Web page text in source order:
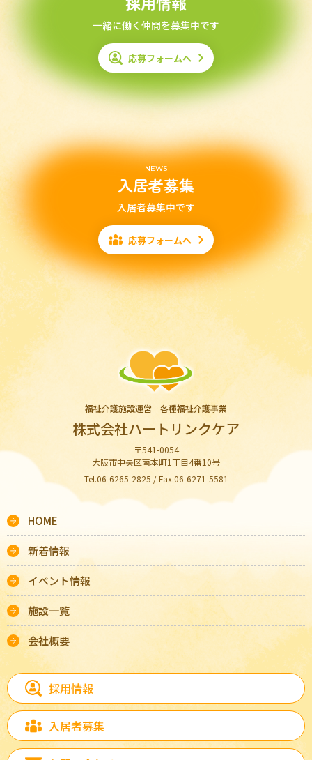
一緒に働く仲間を募集中です
応募フォームへ
NEWS
入居者募集
入居者募集中です
応募フォームへ
福祉介護施設運営 各種福祉介護事業
株式会社ハートリンクケア
〒541-0054
大阪市中央区南本町1丁目4番10号
Tel.06-6265-2825 / Fax.06-6271-5581
HOME
新着情報
イベント情報
施設一覧
会社概要
採用情報
入居者募集